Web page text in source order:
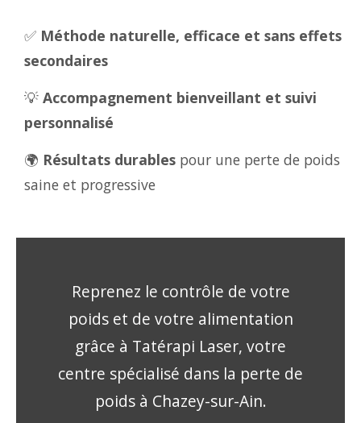
✅ Méthode naturelle, efficace et sans effets
secondaires
💡 Accompagnement bienveillant et suivi
personnalisé
🌍 Résultats durables pour une perte de poids
saine et progressive
Reprenez le contrôle de votre
poids et de votre alimentation
grâce à Tatérapi Laser, votre
centre spécialisé dans la perte de
poids à Chazey-sur-Ain.